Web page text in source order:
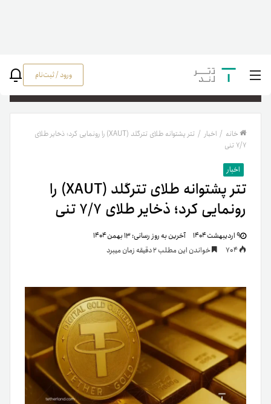
ورود / ثبت‌نام
خانه / اخبار /
تتر پشتوانه طلای تترگلد (XAUT) را رونمایی کرد؛ ذخایر طلای
۷/۷ تنی
اخبار
تتر پشتوانه طلای تترگلد (XAUT) را
رونمایی کرد؛ ذخایر طلای ۷/۷ تنی
۹ اردیبهشت ۱۴۰۴ آخرین به روز رسانی:۱۳ بهمن ۱۴۰۴
خواندن این مطلب 2 دقیقه زمان میبرد